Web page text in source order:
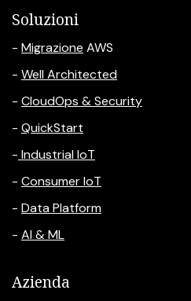
Soluzioni
- Migrazione AWS
- Well Architected
- CloudOps & Security
- QuickStart
- Industrial IoT
- Consumer IoT
- Data Platform
- AI & ML
Azienda